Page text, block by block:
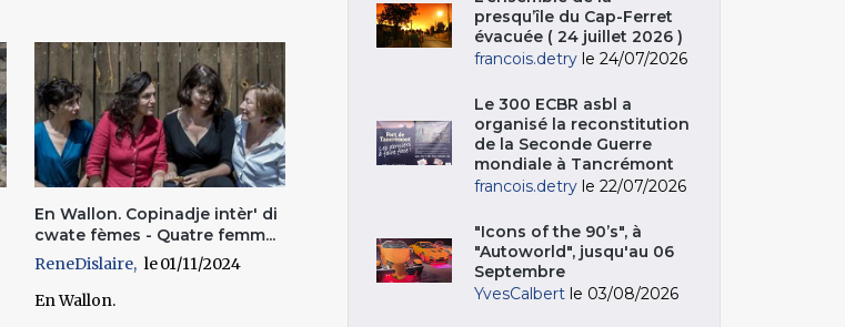
En Wallon. Copinadje intèr' di
cwate fèmes - Quatre femm...
ReneDislaire
01/11/2024
En Wallon.
presqu’île du Cap-Ferret
évacuée ( 24 juillet 2026 )
francois.detry le 24/07/2026
Le 300 ECBR asbl a
organisé la reconstitution
de la Seconde Guerre
mondiale à Tancrémont
francois.detry le 22/07/2026
"Icons of the 90’s", à
"Autoworld", jusqu'au 06
Septembre
YvesCalbert le 03/08/2026